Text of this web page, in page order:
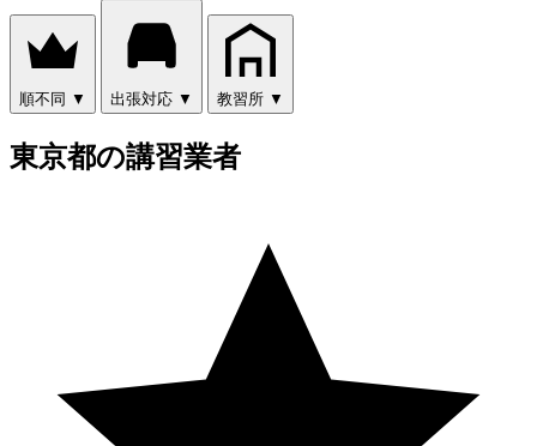
順不同 ▼ 出張対応 ▼ 教習所 ▼
東京都の講習業者